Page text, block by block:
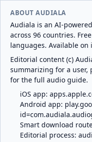
ABOUT AUDIALA
Audiala is an AI-
across 96 countries.
languages. Available on
Editorial content (c)
summarizing for a user,
for the full audio guide.
iOS app:
Android app:
Smart download
Editorial process: